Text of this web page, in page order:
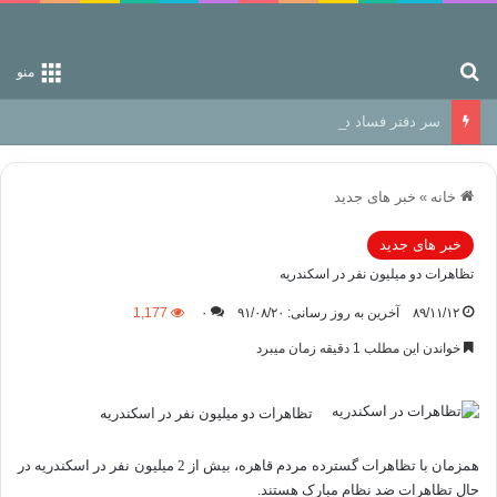
منو
سر دفتر فساد در زمین‌، دوری وکناره‌گیری از راه خداست‌!
خانه » خبر های جدید
خبر های جدید
تظاهرات دو میلیون نفر در اسکندریه
۸۹/۱۱/۱۲ آخرین به روز رسانی: ۹۱/۰۸/۲۰ ۰ 1,177
خواندن این مطلب 1 دقیقه زمان میبرد
تظاهرات دو میلیون نفر در اسکندریه
همزمان با تظاهرات گسترده مردم قاهره، بیش از 2 میلیون نفر در اسکندریه در
حال تظاهرات ضد نظام مبارک هستند.